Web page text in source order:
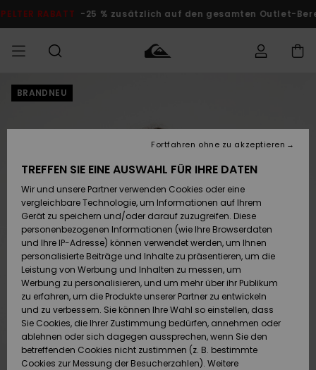
zur
Produktinformation
DOPPELTER RABATT -25 % zusätzlich auf den gesamten
MÄNNER
Accessoires
Schuhe&
Flip-Flops
Surf
Snow
Brandneu
Accessoires
Schuhe&
Flip-Flops
Surf
Snow
Brandneu
FRAUEN
Brandneu
Highlights
Snow
SURF
Kinder
Highlights
Community
SNOW
Snow Shop
Kinder
Snow Shop
Damen
Highlights
Community
DOPPELTER
RABATT
KINDER
Outlet
Frauen
HILFE & KONTAKT
Retouren
Bezahlung
Geschenkkarte
Quiksilver
Freedom
Datenschutz
BRANDNEU
TREFFEN SIE EINE AUSWAHL FÜR IHRE DATEN
Wir und unsere Partner verwenden Cookies oder eine
vergleichbare Technologie, um Informationen auf Ihrem
Gerät zu speichern und/oder darauf zuzugreifen. Diese
personenbezogenen Informationen (wie Ihre Browserdaten
und Ihre IP-Adresse) können verwendet werden, um Ihnen
personalisierte Beiträge und Inhalte zu präsentieren, um die
Leistung von Werbung und Inhalten zu messen, um
Werbung zu personalisieren, und um mehr über ihr Publikum
zu erfahren, um die Produkte unserer Partner zu entwickeln
und zu verbessern. Sie können Ihre Wahl so einstellen, dass
Sie Cookies, die Ihrer Zustimmung bedürfen, annehmen oder
ablehnen oder sich dagegen aussprechen, wenn Sie den
betreffenden Cookies nicht zustimmen (z. B. bestimmte
Cookies zur Messung der Besucherzahlen). Weitere
Fortfahren ohne zu akzeptieren